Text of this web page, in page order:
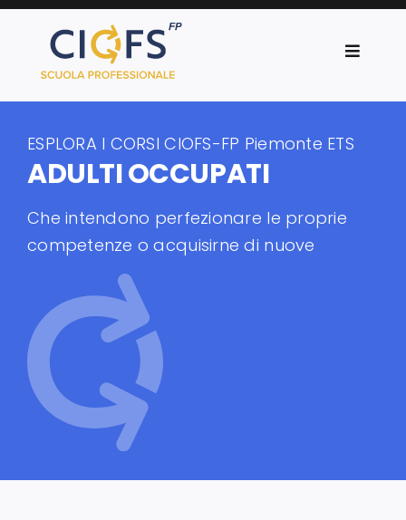
Salta
contenuto
Toggle
CIOFS-FP Piemonte
Corsi
Progetti
Orientamento
Servizi al lavoro
Servizi alle imprese
ESPLORA I CORSI CIOFS-FP Piemonte ETS
ADULTI OCCUPATI
Che intendono perfezionare le proprie
competenze o acquisirne di nuove